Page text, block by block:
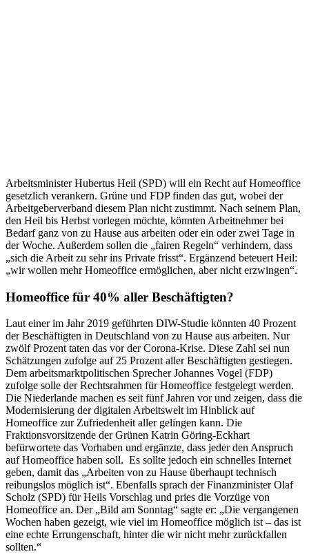
Arbeitsminister Hubertus Heil (SPD) will ein Recht auf Homeoffice
gesetzlich verankern. Grüne und FDP finden das gut, wobei der
Arbeitgeberverband diesem Plan nicht zustimmt. Nach seinem Plan,
den Heil bis Herbst vorlegen möchte, könnten Arbeitnehmer bei
Bedarf ganz von zu Hause aus arbeiten oder ein oder zwei Tage in
der Woche. Außerdem sollen die „fairen Regeln“ verhindern, dass
„sich die Arbeit zu sehr ins Private frisst“. Ergänzend beteuert Heil:
„wir wollen mehr Homeoffice ermöglichen, aber nicht erzwingen“.
Homeoffice für 40% aller Beschäftigten?
Laut einer im Jahr 2019 geführten DIW-Studie könnten 40 Prozent
der Beschäftigten in Deutschland von zu Hause aus arbeiten. Nur
zwölf Prozent taten das vor der Corona-Krise. Diese Zahl sei nun
Schätzungen zufolge auf 25 Prozent aller Beschäftigten gestiegen.
Dem arbeitsmarktpolitischen Sprecher Johannes Vogel (FDP)
zufolge solle der Rechtsrahmen für Homeoffice festgelegt werden.
Die Niederlande machen es seit fünf Jahren vor und zeigen, dass die
Modernisierung der digitalen Arbeitswelt im Hinblick auf
Homeoffice zur Zufriedenheit aller gelingen kann. Die
Fraktionsvorsitzende der Grünen Katrin Göring-Eckhart
befürwortete das Vorhaben und ergänzte, dass jeder den Anspruch
auf Homeoffice haben soll. Es sollte jedoch ein schnelles Internet
geben, damit das „Arbeiten von zu Hause überhaupt technisch
reibungslos möglich ist“. Ebenfalls sprach der Finanzminister Olaf
Scholz (SPD) für Heils Vorschlag und pries die Vorzüge von
Homeoffice an. Der „Bild am Sonntag“ sagte er: „Die vergangenen
Wochen haben gezeigt, wie viel im Homeoffice möglich ist – das ist
eine echte Errungenschaft, hinter die wir nicht mehr zurückfallen
sollten.“